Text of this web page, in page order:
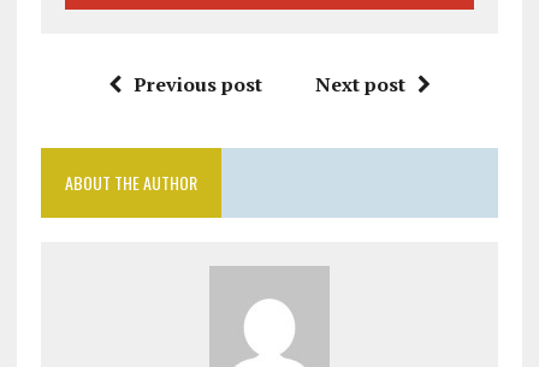
Previous post Next post
ABOUT THE AUTHOR